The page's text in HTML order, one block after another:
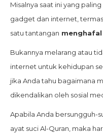
Misalnya saat ini yang
gadget dan internet,
satu tantangan menghafal
Bukannya melarang atau
internet untuk kehidupan
jika Anda tahu bagaimana
dikendalikan oleh sosial
Apabila Anda bersungguh-
ayat suci Al-Quran, maka